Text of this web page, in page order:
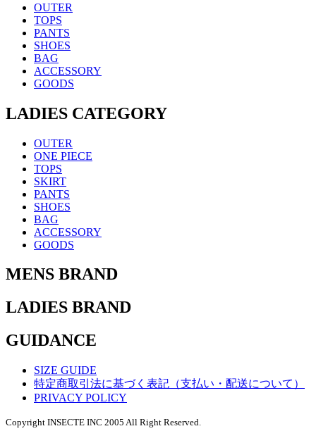
OUTER
TOPS
PANTS
SHOES
BAG
ACCESSORY
GOODS
LADIES CATEGORY
OUTER
ONE PIECE
TOPS
SKIRT
PANTS
SHOES
BAG
ACCESSORY
GOODS
MENS BRAND
LADIES BRAND
GUIDANCE
SIZE GUIDE
特定商取引法に基づく表記（支払い・配送について）
PRIVACY POLICY
Copyright INSECTE INC 2005 All Right Reserved.